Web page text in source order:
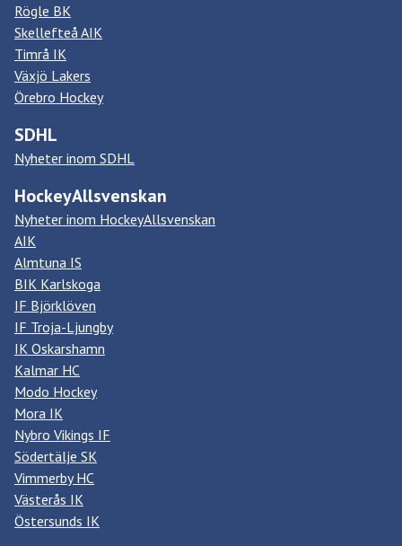
Rögle BK
Skellefteå AIK
Timrå IK
Växjö Lakers
Örebro Hockey
SDHL
Nyheter inom SDHL
HockeyAllsvenskan
Nyheter inom HockeyAllsvenskan
AIK
Almtuna IS
BIK Karlskoga
IF Björklöven
IF Troja-Ljungby
IK Oskarshamn
Kalmar HC
Modo Hockey
Mora IK
Nybro Vikings IF
Södertälje SK
Vimmerby HC
Västerås IK
Östersunds IK